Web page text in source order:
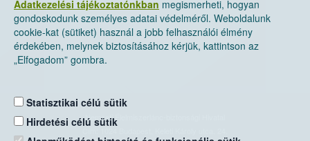
Adatkezelési tájékoztatónkban megismerheti, hogyan
gondoskodunk személyes adatai védelméről. Weboldalunk
cookie-kat (sütiket) használ a jobb felhasználói élmény
érdekében, melynek biztosításához kérjük, kattintson az
„Elfogadom” gombra.
Statisztikai célú sütik
Hirdetési célú sütikNemzeti Élelmiszerlánc-biztonsági Hivatal